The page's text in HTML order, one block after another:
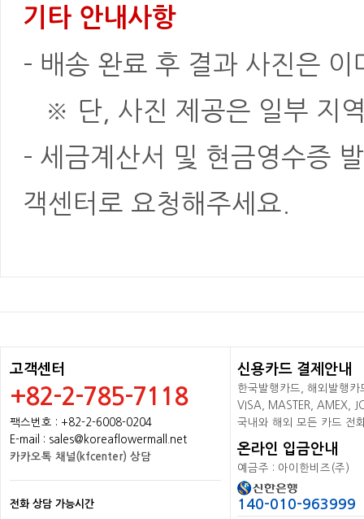
기타 안내사항
- 배송 완료 후 결과 사진은
※ 단, 사진 제공은 일부 지
- 세금계산서 및 현금영수증
객센터로 요청해주세요.
고객센터
+82-2-785-7118
팩스번호 : +82-2-6008-0204
E-mail : sales@koreaflowermall.net
카카오톡 채널(kfcenter) 상담
전화 상담 가능시간
신용카드 결제안내
한국발행카드, 해외발행
VISA, MASTER, AMEX,
국내와 해외 모든 카드 전
온라인 입금안내
예금주 : 아이한비즈(주)
140-010-963999